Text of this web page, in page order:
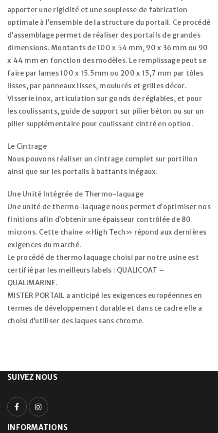
apporter une rigidité et une souplesse de fabrication
optimale à l’ensemble de la structure du portail. Ce procédé
d’assemblage permet de réaliser des portails de grandes
dimensions. Montants de 100 x 54 mm, 90 x 36 mm ou 90
x 44 mm en fonction des modèles. Le remplissage peut se
faire par lames 100 x 15.5mm ou 200 x 15,7 mm par tôles
lisses, par panneaux lisses, moulurés et grilles décor.
Visserie inox, articulation sur gonds de réglables, et pour
les coulissants, guide de support sur pilier béton ou sur un
pilier supplémentaire pour coulissant cintré en option.
Le Cintrage
Nous pouvons réaliser un cintrage complet sur portillon
ainsi que sur les portails à battants inégaux.
Une Unité Intégrée de Thermo-laquage
Une unité de thermo-laquage nous permet d’optimiser nos
finitions afin d’obtenir une épaisseur contrôlée de 80
microns. Cette chaine «High Tech» répond aux dernières
exigences du marché.
Le procédé de thermo laquage choisi par notre usine est
certifié par les meilleurs labels : QUALICOAT –
QUALIMARINE.
MISTER PORTAIL a anticipé les exigences européennes en
termes de développement durable et dans ce cadre elle a
choisi d’utiliser des laques sans chrome.
SUIVEZ NOUS
INFORMATIONS